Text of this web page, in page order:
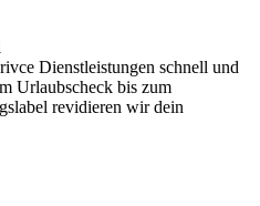
Dienstleistungen schnell und
Urlaubscheck bis zum
revidieren wir dein